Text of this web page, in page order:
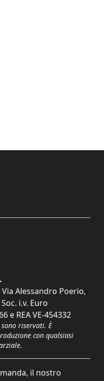
Alessandro Poerio,
i.v. Euro
e REA VE-454332
riservati. È
con qualsiasi
il nostro